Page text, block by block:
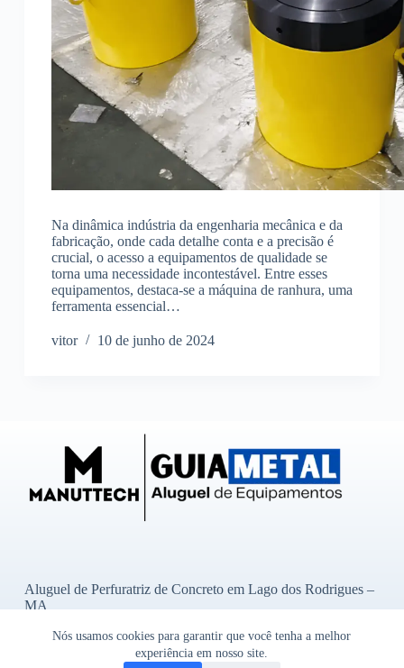
Nós usamos cookies para garantir que você tenha a melhor
experiência em nosso site.
Na dinâmica indústria da engenharia mecânica e da
fabricação, onde cada detalhe conta e a precisão é
crucial, o acesso a equipamentos de qualidade se
torna uma necessidade incontestável. Entre esses
equipamentos, destaca-se a máquina de ranhura, uma
ferramenta essencial…
vitor 10 de junho de 2024
Aluguel de Perfuratriz de Concreto em Lago dos Rodrigues –
MA
Aluguel de Perfuratriz de Concreto em Bady Bassitt – SP
Aluguel de Perfuratriz de Concreto em Alto Garças – MT